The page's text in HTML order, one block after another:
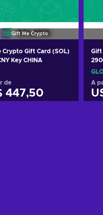
Gift Me Crypto
Crypto Gift Card (SOL)
Key CHINA
de
447,50
Gift
A